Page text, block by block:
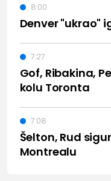
Denver "ukrao"
8:00
Gof, Ribakina,
kolu Toronta
7:27
Šelton, Rud
Montrealu
7:08